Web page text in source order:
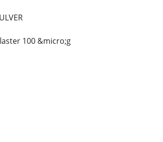
100 &micro;g